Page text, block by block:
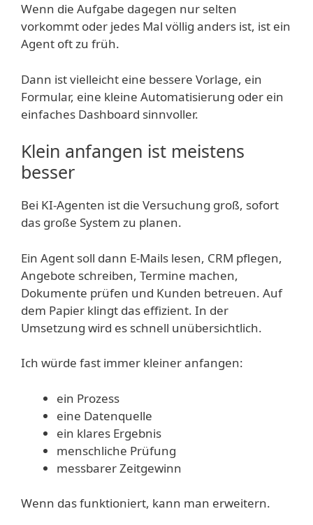
Wenn die Aufgabe dagegen nur selten
vorkommt oder jedes Mal völlig anders ist, ist ein
Agent oft zu früh.
Dann ist vielleicht eine bessere Vorlage, ein
Formular, eine kleine Automatisierung oder ein
einfaches Dashboard sinnvoller.
Klein anfangen ist meistens
besser
Bei KI-Agenten ist die Versuchung groß, sofort
das große System zu planen.
Ein Agent soll dann E-Mails lesen, CRM pflegen,
Angebote schreiben, Termine machen,
Dokumente prüfen und Kunden betreuen. Auf
dem Papier klingt das effizient. In der
Umsetzung wird es schnell unübersichtlich.
Ich würde fast immer kleiner anfangen:
ein Prozess
eine Datenquelle
ein klares Ergebnis
menschliche Prüfung
messbarer Zeitgewinn
Wenn das funktioniert, kann man erweitern.